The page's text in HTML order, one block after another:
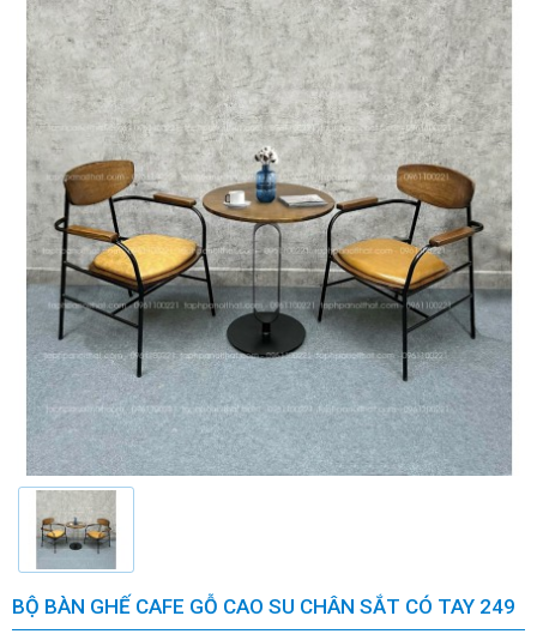
BỘ BÀN GHẾ CAFE GỖ CAO SU CHÂN SẮT CÓ TAY 249